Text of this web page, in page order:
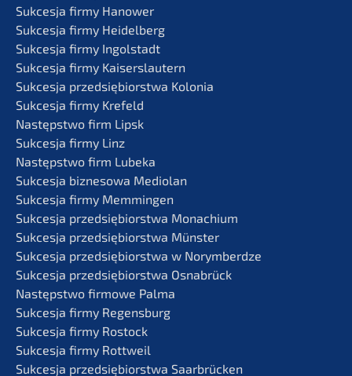
Sukces­ja firmy Hanower
Sukces­ja firmy Heidelberg
Sukces­ja firmy Ingolstadt
Sukces­ja firmy Kaiserslautern
Sukces­ja przedsię­bi­orst­wa Kolonia
Sukces­ja firmy Krefeld
Następst­wo firm Lipsk
Sukces­ja firmy Linz
Następst­wo firm Lubeka
Sukces­ja bizne­so­wa Mediolan
Sukces­ja firmy Memmingen
Sukces­ja przedsię­bi­orst­wa Monachium
Sukces­ja przedsię­bi­orst­wa Münster
Sukces­ja przedsię­bi­orst­wa w Norymberdze
Sukces­ja przedsię­bi­orst­wa Osnabrück
Następst­wo firmo­we Palma
Sukces­ja firmy Regensburg
Sukces­ja firmy Rostock
Sukces­ja firmy Rottweil
Sukces­ja przedsię­bi­orst­wa Saarbrücken